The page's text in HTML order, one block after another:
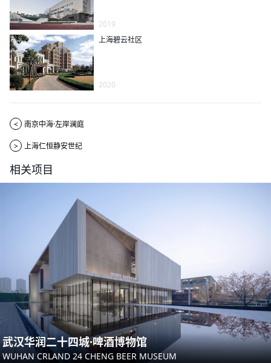
2019
上海碧云社区
2020
< 南京中海·左岸澜庭
> 上海仁恒静安世纪
相关项目
武汉华润二十四城·啤酒博物馆
WUHAN CRLAND 24 CHENG BEER MUSEUM